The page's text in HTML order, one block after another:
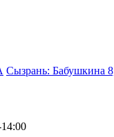
Сызрань: Бабушкина